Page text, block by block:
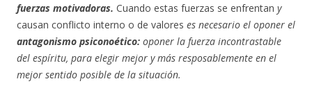
fuerzas motivadoras. Cuando estas fuerzas se enfrentan y
causan conflicto interno o de valores es necesario el oponer el
antagonismo psiconoético: oponer la fuerza incontrastable
del espíritu, para elegir mejor y más resposablemente en el
mejor sentido posible de la situación.